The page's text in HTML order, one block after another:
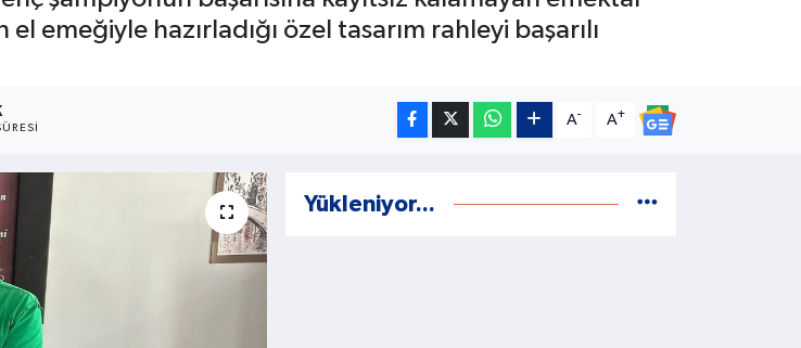
emeğiyle hazırladığı özel tasarım rahleyi başarılı
A- A+
Yükleniyor...